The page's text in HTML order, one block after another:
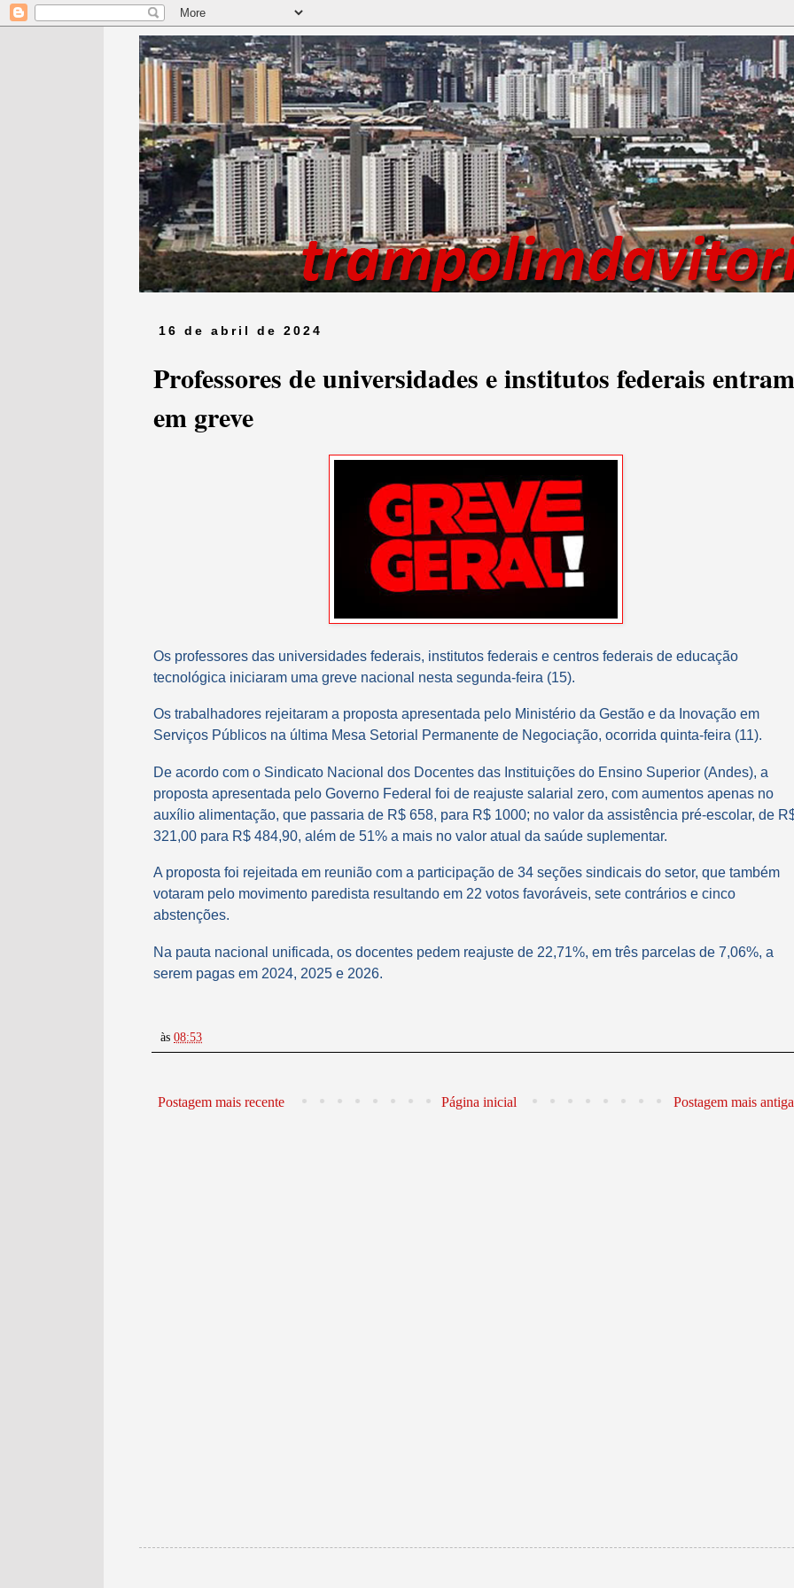
16 de abril de 2024
Professores de universidades e institutos federais entram
em greve
Os professores das universidades federais, institutos federais e centros federais de educação
tecnológica iniciaram uma greve nacional nesta segunda-feira (15).
Os trabalhadores rejeitaram a proposta apresentada pelo Ministério da Gestão e da Inovação em
Serviços Públicos na última Mesa Setorial Permanente de Negociação, ocorrida quinta-feira (11).
De acordo com o Sindicato Nacional dos Docentes das Instituições do Ensino Superior (Andes), a
proposta apresentada pelo Governo Federal foi de reajuste salarial zero, com aumentos apenas no
auxílio alimentação, que passaria de R$ 658, para R$ 1000; no valor da assistência pré-escolar, de
321,00 para R$ 484,90, além de 51% a mais no valor atual da saúde suplementar.
A proposta foi rejeitada em reunião com a participação de 34 seções sindicais do setor, que também
votaram pelo movimento paredista resultando em 22 votos favoráveis, sete contrários e cinco
abstenções.
Na pauta nacional unificada, os docentes pedem reajuste de 22,71%, em três parcelas de 7,06%, a
serem pagas em 2024, 2025 e 2026.
às 08:53
Postagem mais recente Postagem mais antiga
Página inicial